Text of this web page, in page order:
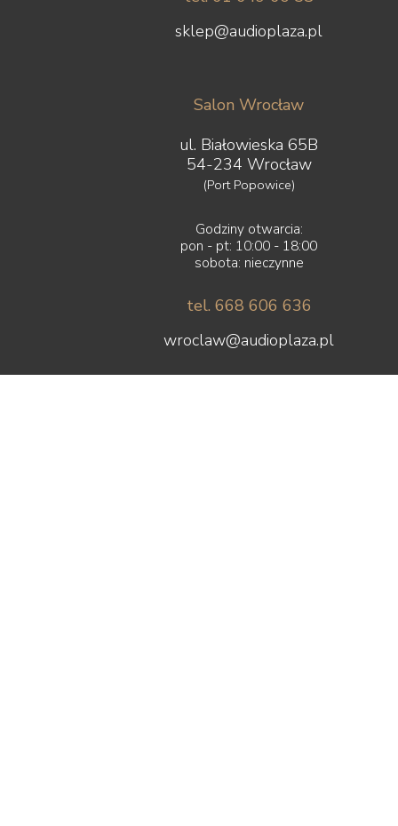
sklep@audioplaza.pl
Salon Wrocław
ul. Białowieska 65B
54-234 Wrocław
(Port Popowice)
Godziny otwarcia:
pon - pt: 10:00 - 18:00
sobota: nieczynne
tel. 668 606 636
wroclaw@audioplaza.pl